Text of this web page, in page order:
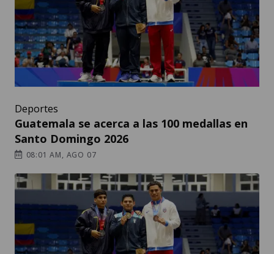
Deportes
Guatemala se acerca a las 100 medallas en
Santo Domingo 2026
08:01 AM, AGO 07